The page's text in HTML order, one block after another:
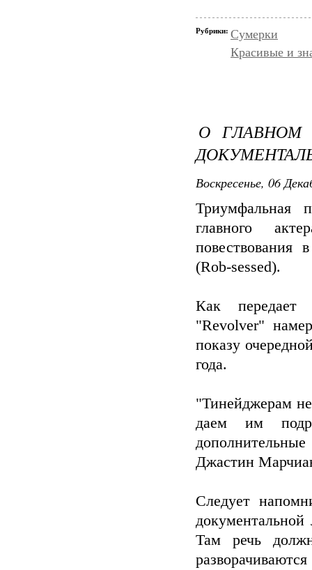
Рубрики: Сумерки
Красивые и
О ГЛАВНОМ
Воскресенье, 06
Триумфальная
главного
повествования
(Rob-sessed).
Как передает
"Revolver"
показу
года.
"Тинейджерам
даем им
Джастин
Следует
Там речь